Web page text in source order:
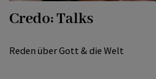
Credo: Talks
Reden über Gott & die Welt